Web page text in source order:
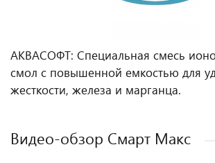
АКВАСОФТ: Специальная смесь
смол с повышенной емкостью для
жесткости, железа и марганца.
Видео-обзор Смарт Макс